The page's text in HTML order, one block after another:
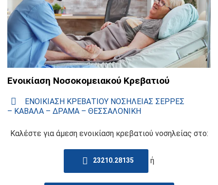
Ενοικίαση Νοσοκομειακού Κρεβατιού
ΕΝΟΙΚΙΑΣΗ ΚΡΕΒΑΤΙΟΥ ΝΟΣΗΛΕΙΑΣ ΣΕΡΡΕΣ
– ΚΑΒΑΛΑ – ΔΡΑΜΑ – ΘΕΣΣΑΛΟΝΙΚΗ
Καλέστε για άμεση ενοικίαση κρεβατιού νοσηλείας στο:
23210.28135 ή